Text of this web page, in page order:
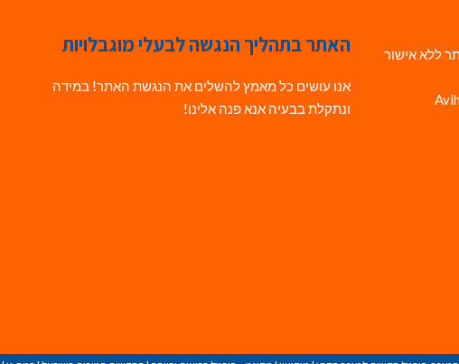
ללא אישור
האתר בתהליך הנגשה לבעלי מוגבלויות
אנו עושים כל מאמץ להשלים את הנגשת האתר! במידה
ונתקלת בבעיה אנא פנה אלינו!